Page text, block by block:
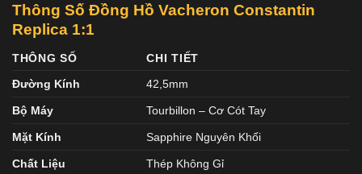
Thông Số Đồng Hồ Vacheron Constantin
Replica 1:1
THÔNG SỐ
CHI TIẾT
Đường Kính
42,5mm
Bộ Máy Tourbillon – Cơ Cót Tay
Mặt Kính Sapphire Nguyên Khối
Chất Liệu Thép Không Gỉ